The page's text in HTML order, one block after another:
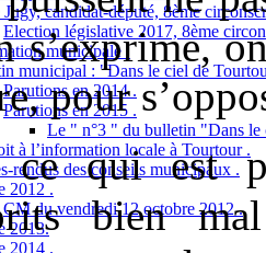
Jugy, candidat-député, 8ème
Election législative 2017, 8ème
municipale .
municipal : "Dans le ciel de
Parutions en 2014 .
Parutions en 2015 .
Le " n°3 " du bulletin "Dans le
à l’information locale à Tourtour .
rendus des conseils municipaux .
2012 .
CM du vendredi 12 octobre 2012 .
2013.
2014 .
s’exprime,
pour
qui est
bien